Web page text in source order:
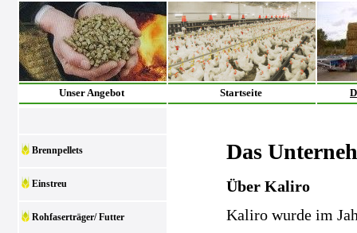
Unser Angebot Startseite
Brennpellets
Einstreu
Rohfaserträger/ Futter
Das
Über Kaliro
Kaliro wurde im